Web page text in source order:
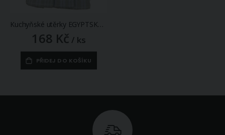
Kuchyňské utěrky EGYPTSKÁ BAVLNA 78, šedé drobné káro, 3 kusy, 50x70cm
168 Kč / ks
PŘIDEJ DO KOŠÍKU